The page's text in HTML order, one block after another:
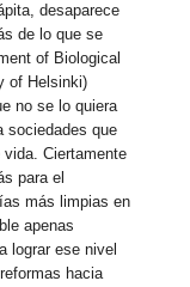
desaparece
de lo que se
of Biological
of Helsinki)
no se lo quiera
sociedades que
Ciertamente
para el
más limpias en
apenas
lograr ese nivel
hacia